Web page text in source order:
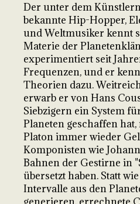
Der unter dem
bekannte Hip-Hopper,
und Weltmusiker kennt
Materie der
experimentiert seit
Frequenzen, und er
Theorien dazu.
erwarb er von Hans
Siebzigern ein System
Planeten geschaffen
Platon immer wieder
Komponisten wie
Bahnen der Gestirne in
übersetzt haben. Statt
Intervalle aus den